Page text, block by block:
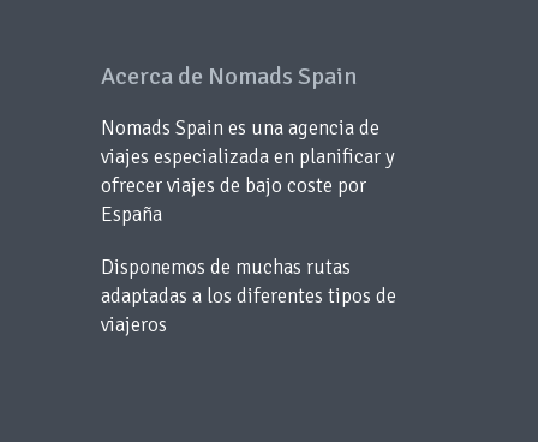
Acerca de Nomads Spain
Nomads Spain es una agencia de
viajes especializada en planificar y
ofrecer viajes de bajo coste por
España
Disponemos de muchas rutas
adaptadas a los diferentes tipos de
viajeros